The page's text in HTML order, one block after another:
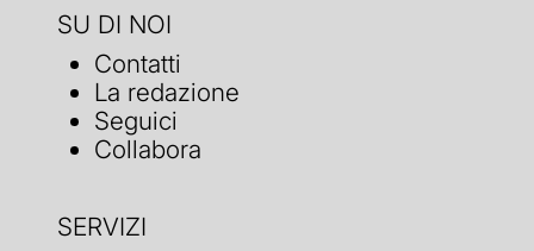
SU DI NOI
Contatti
La redazione
Seguici
Collabora
SERVIZI